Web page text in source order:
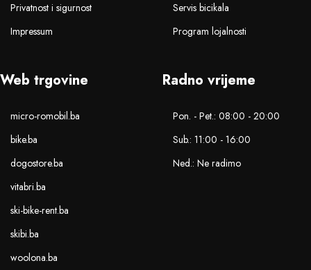
Privatnost i sigurnost
Impressum
Servis bicikala
Program lojalnosti
Web trgovine
micro-romobil.ba
bike.ba
dogostore.ba
vitabri.ba
ski-bike-rent.ba
skibi.ba
woolona.ba
Radno vrijeme
Pon. - Pet.: 08:00 - 20:00
Sub.: 11:00 - 16:00
Ned.: Ne radimo